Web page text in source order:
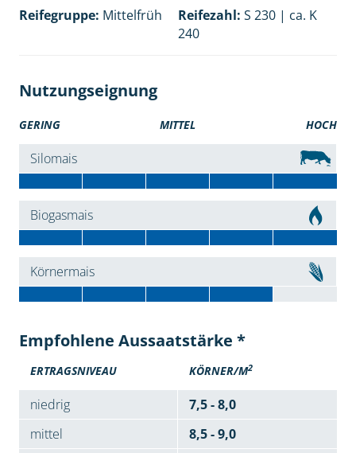
Reifegruppe: Mittelfrüh Reifezahl: S 230 | ca. K
240
Nutzungseignung
GERING MITTEL HOCH
Silomais
Biogasmais
Körnermais
Empfohlene Aussaatstärke *
ERTRAGSNIVEAU KÖRNER/M2
niedrig
7,5 - 8,0
mittel
8,5 - 9,0